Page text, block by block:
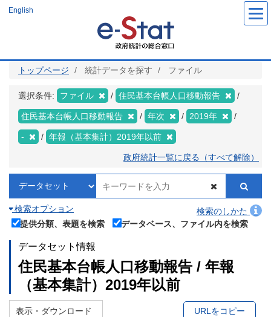
ツ
English
トップページ 統計データを探す ファイル
選択条件: ファイル 住民基本台帳人口移動報告
住民基本台帳人口移動報告 年次 2019年
- 年報（基本集計）2019年以前
政府統計一覧に戻る（すべて解除）
検索オプション
検索のしかた
提供分類、表題を検索
データベース、ファイル内を検索
データセット情報
住民基本台帳人口移動報告 / 年報
（基本集計）2019年以前
表示・ダウンロード URLをコピー